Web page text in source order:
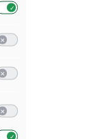
von Profilen für
von Profilen
der Werbeleistung